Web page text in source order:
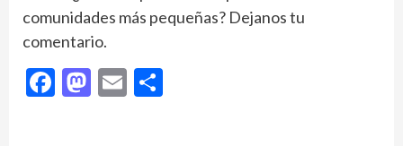
comunidades más pequeñas? Dejanos tu
comentario.
Facebook
Mastodon
Email